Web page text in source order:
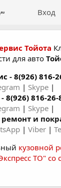
Вход
Тойота
для авто
- 8(926) 816-
| Skype |
8(926) 816-26-
| Skype |
и
| Viber |
кузовной
ТО" со